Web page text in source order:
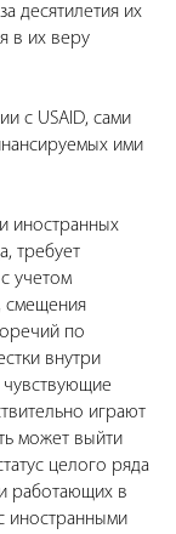
десятилетия их
в их веру
с USAID, сами
ими
иностранных
требует
учетом
смещения
по
внутри
играют
может выйти
целого ряда
работающих в
иностранными